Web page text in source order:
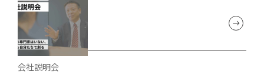
会社説明会